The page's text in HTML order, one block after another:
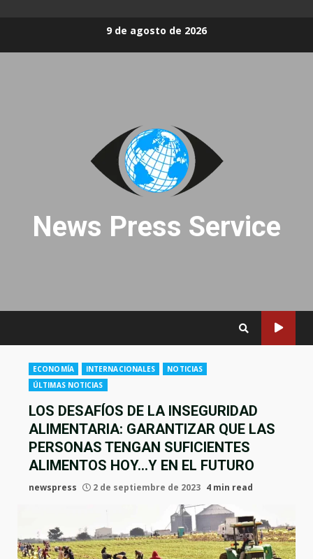
9 de agosto de 2026
News Press Service
ECONOMÍA INTERNACIONALES
NOTICIAS
ÚLTIMAS NOTICIAS
LOS DESAFÍOS DE LA INSEGURIDAD
ALIMENTARIA: GARANTIZAR QUE LAS
PERSONAS TENGAN SUFICIENTES
ALIMENTOS HOY…Y EN EL FUTURO
newspress 2 de septiembre de 2023 4 min read